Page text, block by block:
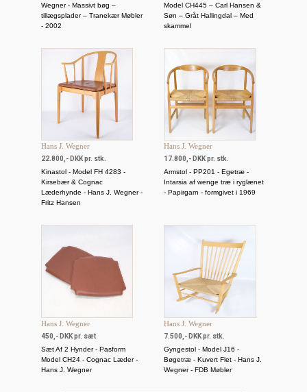
Wegner - Massivt bøg –
tillægsplader – Tranekær Møbler
- 2002
Model CH445 – Carl Hansen &
Søn – Gråt Hallingdal – Med
skammel
Hans J. Wegner
22.800,- DKK pr. stk.
Kinastol - Model FH 4283 -
Kirsebær & Cognac
Læderhynde - Hans J. Wegner -
Fritz Hansen
Hans J. Wegner
17.800,- DKK pr. stk.
Armstol - PP201 - Egetræ -
Intarsia af wenge træ i ryglænet
- Papirgarn - formgivet i 1969
Hans J. Wegner
450,- DKK pr. sæt
Sæt Af 2 Hynder - Pasform
Model CH24 - Cognac Læder -
Hans J. Wegner
Hans J. Wegner
7.500,- DKK pr. stk.
Gyngestol - Model J16 -
Bøgetræ - Kuvert Flet - Hans J.
Wegner - FDB Møbler